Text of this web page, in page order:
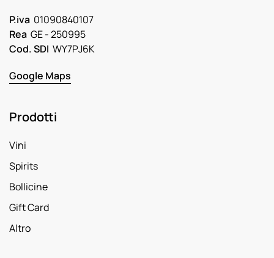
P.iva 01090840107
Rea GE - 250995
Cod. SDI WY7PJ6K
Google Maps
Prodotti
Vini
Spirits
Bollicine
Gift Card
Altro